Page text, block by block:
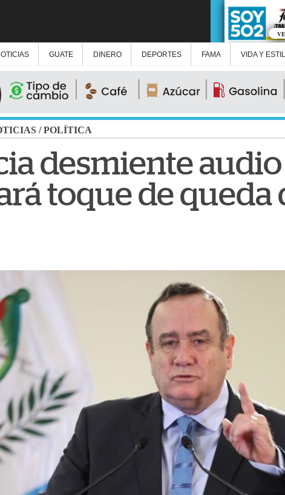
GUATE DINERO DEPORTES FAMA VIDA Y
/POLÍTICA
desmiente
toque de queda